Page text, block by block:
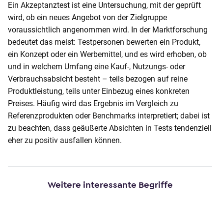
i
n
n
Ein Akzeptanztest ist eine Untersuchung, mit der geprüft
wird, ob ein neues Angebot von der Zielgruppe
voraussichtlich angenommen wird. In der Marktforschung
bedeutet das meist: Testpersonen bewerten ein Produkt,
ein Konzept oder ein Werbemittel, und es wird erhoben, ob
und in welchem Umfang eine Kauf-, Nutzungs- oder
Verbrauchsabsicht besteht – teils bezogen auf reine
Produktleistung, teils unter Einbezug eines konkreten
Preises. Häufig wird das Ergebnis im Vergleich zu
Referenzprodukten oder Benchmarks interpretiert; dabei ist
zu beachten, dass geäußerte Absichten in Tests tendenziell
eher zu positiv ausfallen können.
Weitere interessante Begriffe